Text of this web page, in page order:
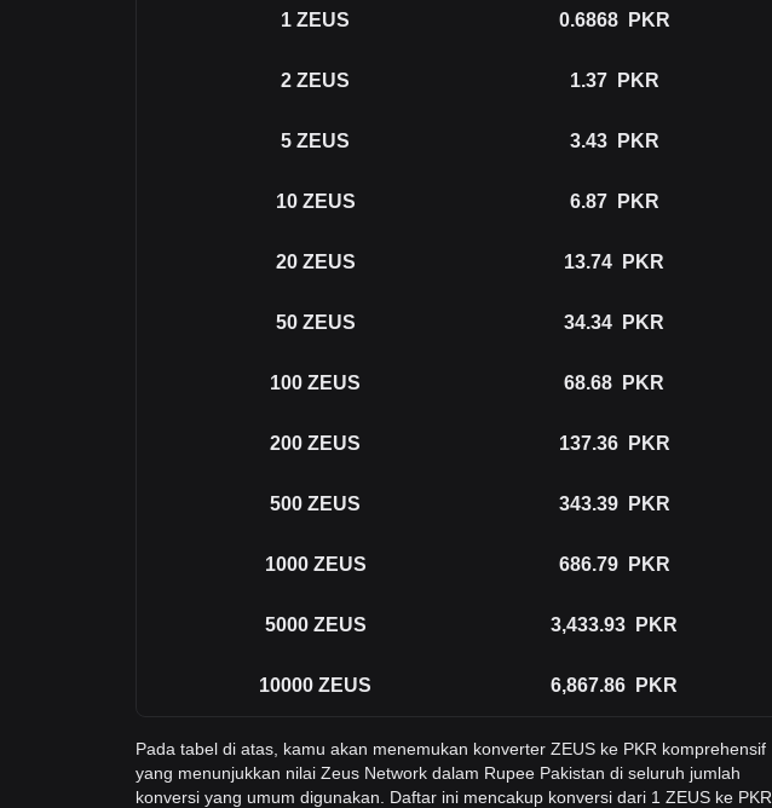
1 ZEUS 0.6868 PKR
2 ZEUS 1.37 PKR
5 ZEUS 3.43 PKR
10 ZEUS 6.87 PKR
20 ZEUS 13.74 PKR
50 ZEUS 34.34 PKR
100 ZEUS 68.68 PKR
200 ZEUS 137.36 PKR
500 ZEUS 343.39 PKR
1000 ZEUS 686.79 PKR
5000 ZEUS 3,433.93 PKR
10000 ZEUS 6,867.86 PKR
Pada tabel di atas, kamu akan menemukan konverter ZEUS ke PKR komprehensif
yang menunjukkan nilai Zeus Network dalam Rupee Pakistan di seluruh jumlah
konversi yang umum digunakan. Daftar ini mencakup konversi dari 1 ZEUS ke PKR,